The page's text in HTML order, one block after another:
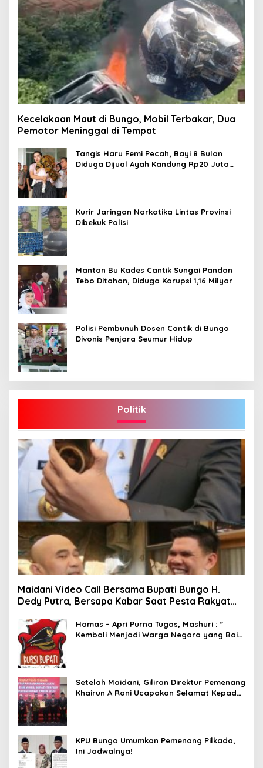
Kecelakaan Maut di Bungo, Mobil Terbakar, Dua
Pemotor Meninggal di Tempat
Tangis Haru Femi Pecah, Bayi 8 Bulan
Diduga Dijual Ayah Kandung Rp20 Juta
Kurir Jaringan Narkotika Lintas Provinsi
Dibekuk Polisi
Mantan Bu Kades Cantik Sungai Pandan
Tebo Ditahan, Diduga Korupsi 1,16 Milyar
Polisi Pembunuh Dosen Cantik di Bungo
Divonis Penjara Seumur Hidup
Politik
Maidani Video Call Bersama Bupati Bungo H.
Dedy Putra, Bersapa Kabar Saat Pesta Rakyat
Hamas – Apri Purna Tugas, Mashuri : ”
Kembali Menjadi Warga Negara yang Baik,
Setelah Maidani, Giliran Direktur Pemenang
Khairun A Roni Ucapakan Selamat Kepada
KPU Bungo Umumkan Pemenang Pilkada,
Ini Jadwalnya!